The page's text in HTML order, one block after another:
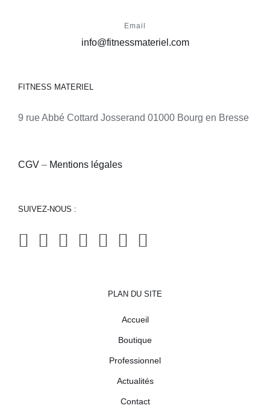
Email
info@fitnessmateriel.com
FITNESS MATERIEL
9 rue Abbé Cottard Josserand 01000 Bourg en Bresse
CGV – Mentions légales
SUIVEZ-NOUS :
PLAN DU SITE
Accueil
Boutique
Professionnel
Actualités
Contact